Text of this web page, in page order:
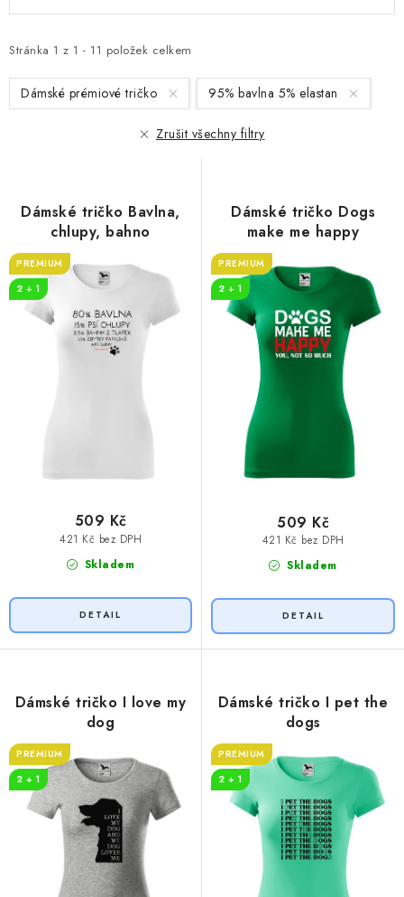
Kontakty
i
s
p
t
ů
Stránka 1 z 1 - 11 položek celkem
e
n
í
d
k
t
ů
Dámské prémiové tričko 95% bavlna 5% elastan
Zrušit všechny filtry
Dámské tričko Bavlna,
chlupy, bahno
PREMIUM
2 + 1
Skladem
421 Kč bez DPH
509 Kč
Dámské tričko Dogs
make me happy
PREMIUM
2 + 1
Skladem
421 Kč bez DPH
509 Kč
Dámské tričko I love my
dog
PREMIUM
2 + 1
Dámské tričko I pet the
dogs
PREMIUM
2 + 1